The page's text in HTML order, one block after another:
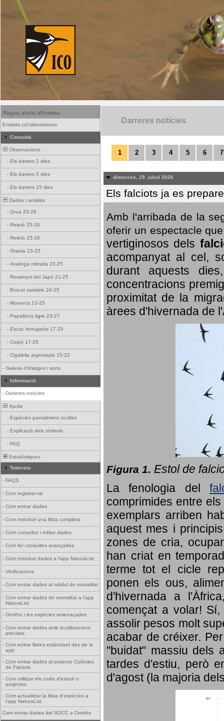
Pàgina d'inici d'Ornitho
Entitats col·laboradores
Consulta
Observacions
- Els darrers 2 dies
- Els darrers 5 dies
- Els darrers 15 dies
Dades i anàlisis
- Grua 25-26
- Reietó 25-26
- Reietó 25-26
- Graula 23-25
- Aratinga mitrada 23-25
- Rossinyol del Japó 21-25
- Brocat variable 24-25
- Monarca 23-25
- Papallona tigre 23-27
- Escac ferruginós 17-25
- Coipú 17-25
- Cigalella argentada 15-22
- Galeria d'imatges i sons
Informació
- Darreres notícies
Ajuda
- Espècies parcialment ocultes
- Explicació dels símbols
- FAQ
Estadístiques
Tutorials
- FAQS
- Com registrar-se
- Com entrar dades
- Com introduir una llista completa
- Com consultar i editar dades
- Com fer consultes avançades
- Com introduir dades a l'app NaturaList
- Verificacions
- Com entrar dades al mòdul de mortalitat
- Com entrar dades de mortalitat a l'app
NaturaList
- Ornitho i les espècies amenaçades
- Com entrar dades amb localitzacions
precises
- Com entrar llistes estàndard des de la
app
- Com entrar dades al projecte Colònies
de Falciots
- Com utilitzar els codis d'estudi o
projectes
- Com actualitzar la llista d'espècies a
l'app NaturaList
Com entrar dades del SOCC a Ornitho
Darreres notícies
1 2 3 4 5 6 7
dimecres, 29. juliol 2026
Els falciots ja es
Amb l'arribada de la
oferir un espectacle
vertiginosos dels
acompanyat al cel,
durant aquests
concentracions
proximitat de la
àrees d'hivernada de
Figura 1. Estol de
La fenologia del
comprimides entre
exemplars arriben
aquest mes i
zones de cria,
han criat en
terme tot el cicle
ponen els ous,
d'hivernada a
començat a volar!
assolir pesos molt
acabar de créixer.
"buidat" massiu dels
tardes d'estiu, però
d'agost (la majoria